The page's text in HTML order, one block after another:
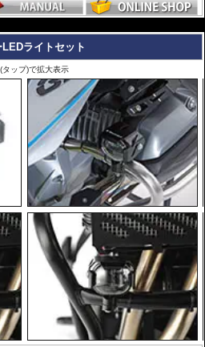
パウダー塗装仕上げ
ライトセット
ップ)で拡大表示